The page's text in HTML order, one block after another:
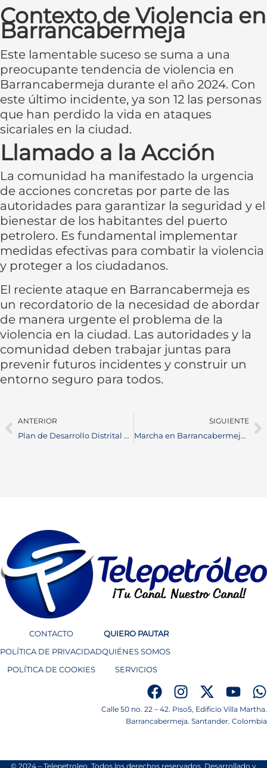
Contexto de Violencia en
Barrancabermeja
Este lamentable suceso se suma a una
preocupante tendencia de violencia en
Barrancabermeja durante el año 2024. Con
este último incidente, ya son 12 las personas
que han perdido la vida en ataques
sicariales en la ciudad.
Llamado a la Acción
La comunidad ha manifestado la urgencia
de acciones concretas por parte de las
autoridades para garantizar la seguridad y el
bienestar de los habitantes del puerto
petrolero. Es fundamental implementar
medidas efectivas para combatir la violencia
y proteger a los ciudadanos.
El reciente ataque en Barrancabermeja es
un recordatorio de la necesidad de abordar
de manera urgente el problema de la
violencia en la ciudad. Las autoridades y la
comunidad deben trabajar juntas para
prevenir futuros incidentes y construir un
entorno seguro para todos.
ANTERIOR
Plan de Desarrollo Distrital en Barrancabermeja: Propuestas para Mejorar la Movilidad
SIGUIENTE
Marcha en Barrancabermeja por Vivienda Digna: Comunidad Exige Soluciones
CONTACTO
POLÍTICA DE PRIVACIDAD
POLÍTICA DE COOKIES
QUIERO PAUTAR
QUIÉNES SOMOS
SERVICIOS
Calle 50 no. 22 – 42. Piso5, Edificio Villa Martha.
Barrancabermeja. Santander. Colombia
© 2024 – Telepetroleo. Todos los derechos reservados. Desarrollado y